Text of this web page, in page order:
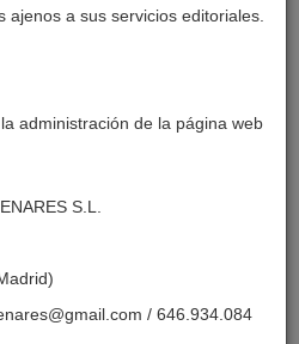
ajenos a sus servicios editoriales.
administración de la página web
S.L.
/ 646.934.084
de garaje para turismo